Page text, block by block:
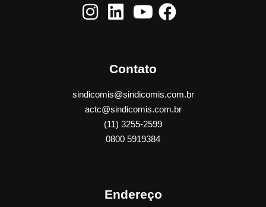
Contato
sindicomis@sindicomis.com.br
actc@sindicomis.com.br
(11) 3255-2599
0800 5919384
Endereço